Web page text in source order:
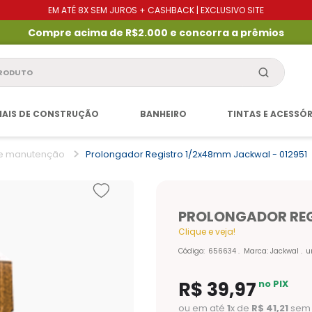
EM ATÉ 8X SEM JUROS + CASHBACK | EXCLUSIVO SITE
Compre acima de R$2.000 e concorra a prêmios
DE CONSTRUÇÃO BANHEIRO TINTAS E
manutenção Prolongador Registro 1/2x48mm Jackwal - 012951
PROLONGADOR
Clique e veja!
Código: 656634 Marca: Jackwal
R$ 39,97 no PIX
ou em até 1x de R$ 41,21